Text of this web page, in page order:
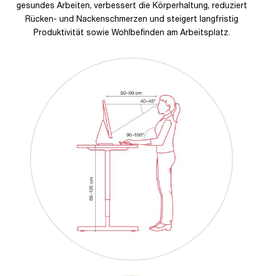
gesundes Arbeiten, verbessert die Körperhaltung, reduziert
Rücken- und Nackenschmerzen und steigert langfristig
Produktivität sowie Wohlbefinden am Arbeitsplatz.